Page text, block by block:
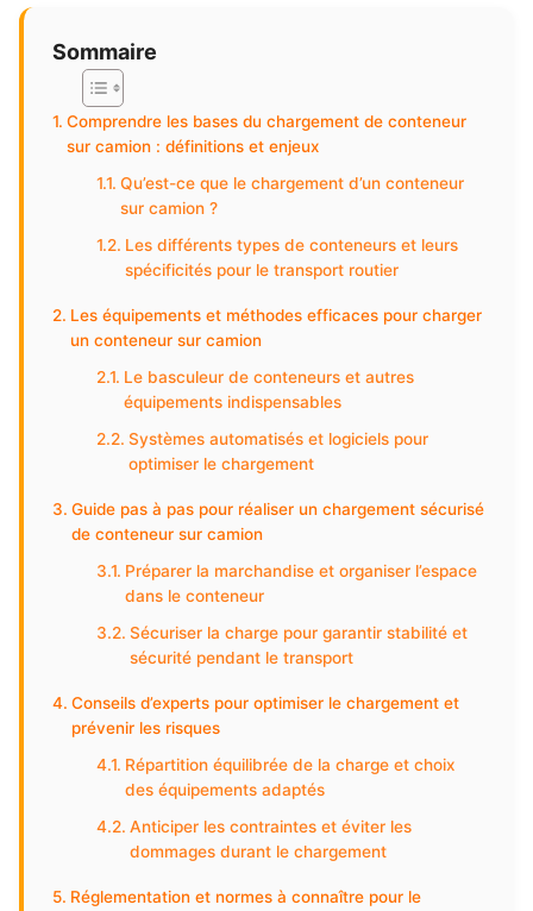
Sommaire
Comprendre les bases du chargement de conteneur
sur camion : définitions et enjeux
Qu’est-ce que le chargement d’un conteneur
sur camion ?
Les différents types de conteneurs et leurs
spécificités pour le transport routier
Les équipements et méthodes efficaces pour charger
un conteneur sur camion
Le basculeur de conteneurs et autres
équipements indispensables
Systèmes automatisés et logiciels pour
optimiser le chargement
Guide pas à pas pour réaliser un chargement sécurisé
de conteneur sur camion
Préparer la marchandise et organiser l’espace
dans le conteneur
Sécuriser la charge pour garantir stabilité et
sécurité pendant le transport
Conseils d’experts pour optimiser le chargement et
prévenir les risques
Répartition équilibrée de la charge et choix
des équipements adaptés
Anticiper les contraintes et éviter les
dommages durant le chargement
Réglementation et normes à connaître pour le